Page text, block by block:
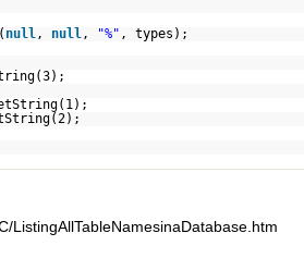
null, null, "%" , types);
ListingAllTableNamesinaDatabase.htm